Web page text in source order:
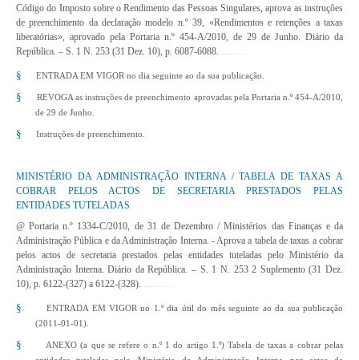
Código do Imposto sobre o Rendimento das Pessoas Singulares, aprova as instruções
de preenchimento da declaração modelo n.º 39, «Rendimentos e retenções a taxas
liberatórias», aprovado pela Portaria n.º 454-A/2010, de 29 de Junho. Diário da
República. – S. 1 N. 253 (31 Dez. 10), p. 6087-6088.
§ ENTRADA EM VIGOR no dia seguinte ao da sua publicação.
§
REVOGA as instruções de preenchimento aprovadas pela Portaria n.º 454-A/2010,
de 29 de Junho.
§ Instruções de preenchimento.
MINISTÉRIO DA ADMINISTRAÇÃO INTERNA / TABELA DE TAXAS A
COBRAR PELOS ACTOS DE SECRETARIA PRESTADOS PELAS
ENTIDADES TUTELADAS
@ Portaria n.º 1334-C/2010, de 31 de Dezembro / Ministérios das Finanças e da
Administração Pública e da Administração Interna. - Aprova a tabela de taxas a cobrar
pelos actos de secretaria prestados pelas entidades tuteladas pelo Ministério da
Administração Interna. Diário da República. – S. 1 N. 253 2 Suplemento (31 Dez.
10), p. 6122-(327) a 6122-(328).
§
ENTRADA EM VIGOR no 1.º dia útil do mês seguinte ao da sua publicação
(2011-01-01).
§
ANEXO (a que se refere o n.º 1 do artigo 1.º) Tabela de taxas a cobrar pelas